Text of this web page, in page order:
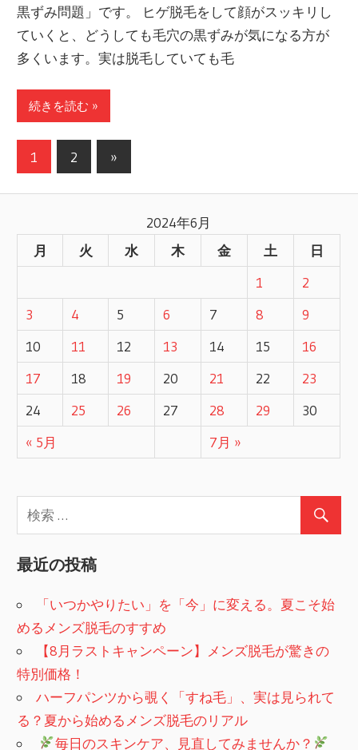
黒ずみ問題」です。 ヒゲ脱毛をして顔がスッキリし
ていくと、どうしても毛穴の黒ずみが気になる方が
多くいます。実は脱毛していても毛
続きを読む »
投
ナ
ゲ
ー
シ
ョ
ン
1 2
次
»
2024年6月
月
火 水 木 金 土 日
« 5月 7月 »
1
2
3
4 5 6 7 8
9
10
11 12 13 14 15
16
17
18 19 20 21 22
23
24
25 26 27 28 29 30
最近の投稿
「いつかやりたい」を「今」に変える。夏こそ始
めるメンズ脱毛のすすめ
【8月ラストキャンペーン】メンズ脱毛が驚きの
特別価格！
ハーフパンツから覗く「すね毛」、実は見られて
る？夏から始めるメンズ脱毛のリアル
毎日のスキンケア、見直してみませんか？